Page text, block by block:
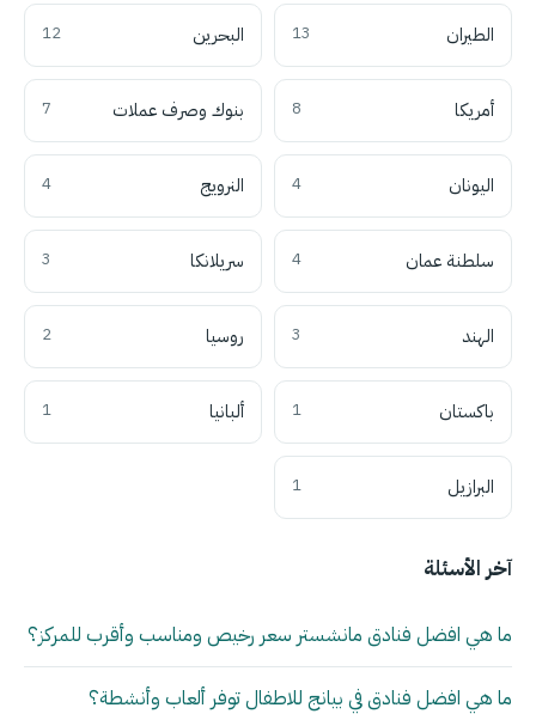
الطيران 13 البحرين 12
أمريكا 8 بنوك وصرف عملات 7
اليونان 4 النرويج 4
سلطنة عمان 4 سريلانكا 3
الهند 3 روسيا 2
باكستان 1 ألبانيا 1
البرازيل 1
آخر الأسئلة
ما هي افضل فنادق مانشستر سعر رخيص ومناسب وأقرب للمركز؟
ما هي افضل فنادق في بيانج للاطفال توفر ألعاب وأنشطة؟